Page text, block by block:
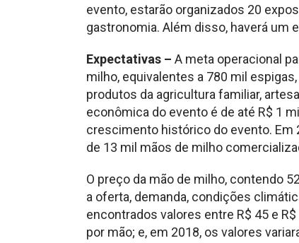
evento, estarão organizados 20
gastronomia. Além disso, haverá um
Expectativas – A meta operacional
milho, equivalentes a 780 mil
produtos da agricultura familiar,
econômica do evento é de até R$ 1
crescimento histórico do evento. Em
de 13 mil mãos de milho
O preço da mão de milho, contendo
a oferta, demanda, condições
encontrados valores entre R$ 45 e
por mão; e, em 2018, os valores